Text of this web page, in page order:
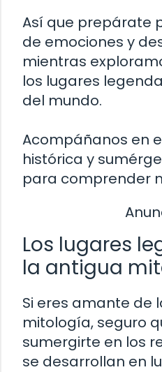
Así que prepárate
de emociones y
mientras
los lugares
del mundo.
Acompáñanos en
histórica y
para comprender
Los lugares
la antigua
Si eres amante de
mitología, seguro
sumergirte en los
se desarrollan en